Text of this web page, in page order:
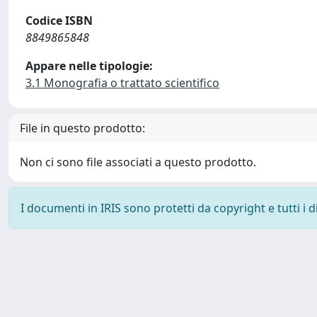
Codice ISBN
8849865848
Appare nelle tipologie:
3.1 Monografia o trattato scientifico
File in questo prodotto:
Non ci sono file associati a questo prodotto.
I documenti in IRIS sono protetti da copyright e tutti i